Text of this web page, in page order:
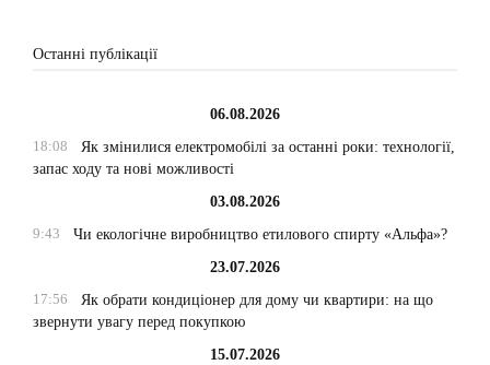
Останні публікації
06.08.2026
18:08
Як змінилися електромобілі за останні роки: технології,
запас ходу та нові можливості
03.08.2026
9:43
Чи екологічне виробництво етилового спирту «Альфа»?
23.07.2026
17:56
Як обрати кондиціонер для дому чи квартири: на що
звернути увагу перед покупкою
15.07.2026